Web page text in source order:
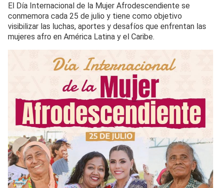
El Día Internacional de la Mujer Afrodescendiente se
conmemora cada 25 de julio y tiene como objetivo
visibilizar las luchas, aportes y desafíos que enfrentan las
mujeres afro en América Latina y el Caribe.